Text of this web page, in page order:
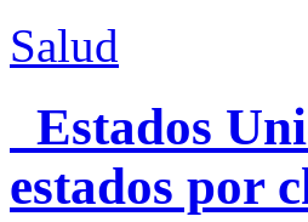
Salud
Estados
estados por